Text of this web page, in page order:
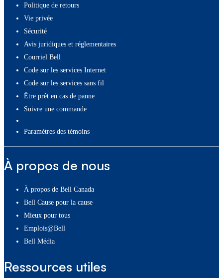
Politique de retours
Vie privée
Sécurité
Avis juridiques et réglementaires
Courriel Bell
Code sur les services Internet
Code sur les services sans fil
Être prêt en cas de panne
Suivre une commande
paramètres des témoins
À propos de nous
À propos de Bell Canada
Bell Cause pour la cause
Mieux pour tous
Emplois@Bell
Bell Média
Ressources utiles